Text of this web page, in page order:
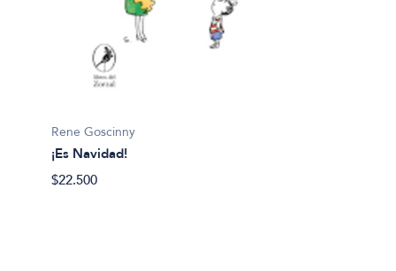
Rene Goscinny
¡Es Navidad!
$22.500